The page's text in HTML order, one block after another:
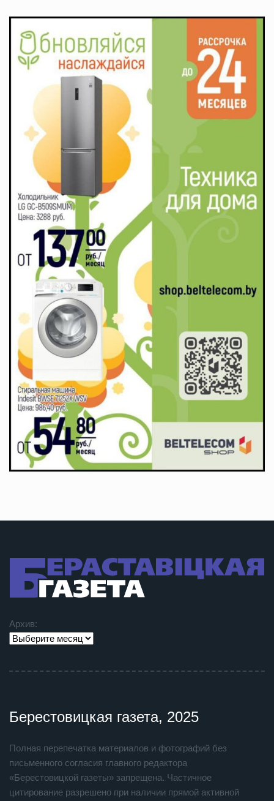
Архив:
Берестовицкая газета, 2025
Полная перепечатка материалов и фотографий без
письменного согласия главного редактора
«Берестовицкой газеты» запрещена. Частичное
цитирование разрешено при наличии прямой активной